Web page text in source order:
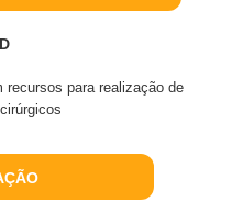
recursos para realização de